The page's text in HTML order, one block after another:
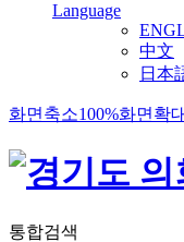
Language
中文
日本
화면축소100%화면확대
통합검색